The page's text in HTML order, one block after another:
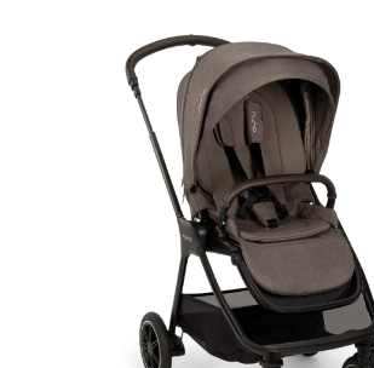
cărucioare U-GROW
scaune auto pentru avion
accesorii cărucioare
accesorii scaun auto
accesorii scaun avion